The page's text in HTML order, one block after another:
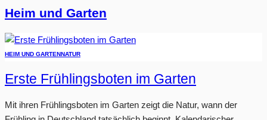
Heim und Garten
HEIM UND GARTENNATUR
Erste Frühlingsboten im Garten
Mit ihren Frühlingsboten im Garten zeigt die Natur, wann der